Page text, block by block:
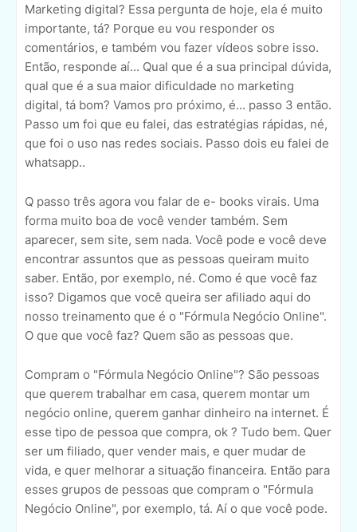
Marketing digital? Essa pergunta de hoje, ela é muito
importante, tá? Porque eu vou responder os
comentários, e também vou fazer vídeos sobre isso.
Então, responde aí... Qual que é a sua principal dúvida,
qual que é a sua maior dificuldade no marketing
digital, tá bom? Vamos pro próximo, é... passo 3 então.
Passo um foi que eu falei, das estratégias rápidas, né,
que foi o uso nas redes sociais. Passo dois eu falei de
whatsapp..
Q passo três agora vou falar de e- books virais. Uma
forma muito boa de você vender também. Sem
aparecer, sem site, sem nada. Você pode e você deve
encontrar assuntos que as pessoas queiram muito
saber. Então, por exemplo, né. Como é que você faz
isso? Digamos que você queira ser afiliado aqui do
nosso treinamento que é o "Fórmula Negócio Online".
O que que você faz? Quem são as pessoas que.
Compram o "Fórmula Negócio Online"? São pessoas
que querem trabalhar em casa, querem montar um
negócio online, querem ganhar dinheiro na internet. É
esse tipo de pessoa que compra, ok ? Tudo bem. Quer
ser um filiado, quer vender mais, e quer mudar de
vida, e quer melhorar a situação financeira. Então para
esses grupos de pessoas que compram o "Fórmula
Negócio Online", por exemplo, tá. Aí o que você pode.